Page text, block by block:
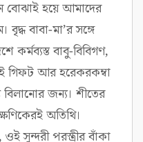
বোঝাই হয়ে আমাদের
বাবা-মা’র সঙ্গে
কর্মব্যস্ত বাবু-বিবিগণ,
গিফট আর হরেকরকম্বা
জন্য। শীতের
অতিথি।
সুন্দরী পরস্ত্রীর বাঁকা